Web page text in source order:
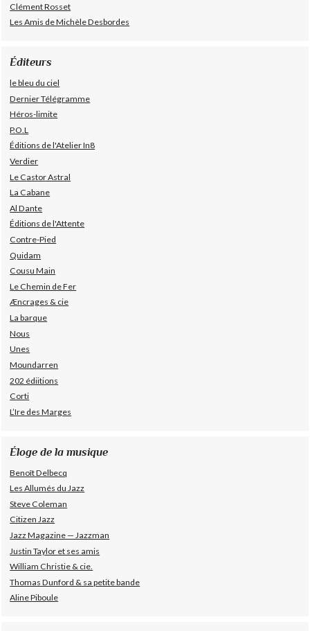
Clément Rosset
Les Amis de Michèle Desbordes
Éditeurs
le bleu du ciel
Dernier Télégramme
Héros-limite
P.O.L
Éditions de l'Atelier In8
Verdier
Le Castor Astral
La Cabane
Al Dante
Éditions de l'Attente
Contre-Pied
Quidam
Cousu Main
Le Chemin de Fer
Æncrages & cie
La barque
Nous
Unes
Moundarren
202 édiitions
Corti
L’Ire des Marges
Éloge de la musique
Benoît Delbecq
Les Allumés du Jazz
Steve Coleman
Citizen Jazz
Jazz Magazine — Jazzman
Justin Taylor et ses amis
William Christie & cie.
Thomas Dunford & sa petite bande
Aline Piboule